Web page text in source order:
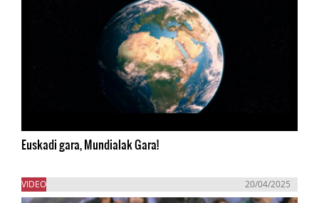
Euskadi gara, Mundialak Gara!
VIDEO 20/04/2025